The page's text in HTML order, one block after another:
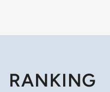
RANKING